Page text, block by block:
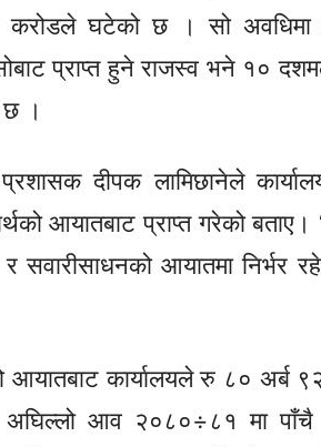
करोडले घटेको छ । सो अवधिमा
प्राप्त हुने राजस्व भने १०
छ ।
दीपक लामिछानेले
आयातबाट प्राप्त गरेको बताए।
सवारीसाधनको आयातमा निर्भर
आयातबाट कार्यालयले रु ८० अर्ब
आव २०८०÷८१ मा पाँचै